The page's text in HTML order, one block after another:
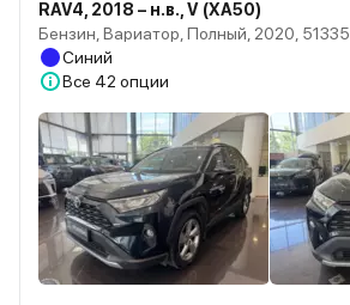
RAV4, 2018 – н.в., V (XA50)
Бензин, Вариатор, Полный, 2020, 51335
Синий
Все 42 опции